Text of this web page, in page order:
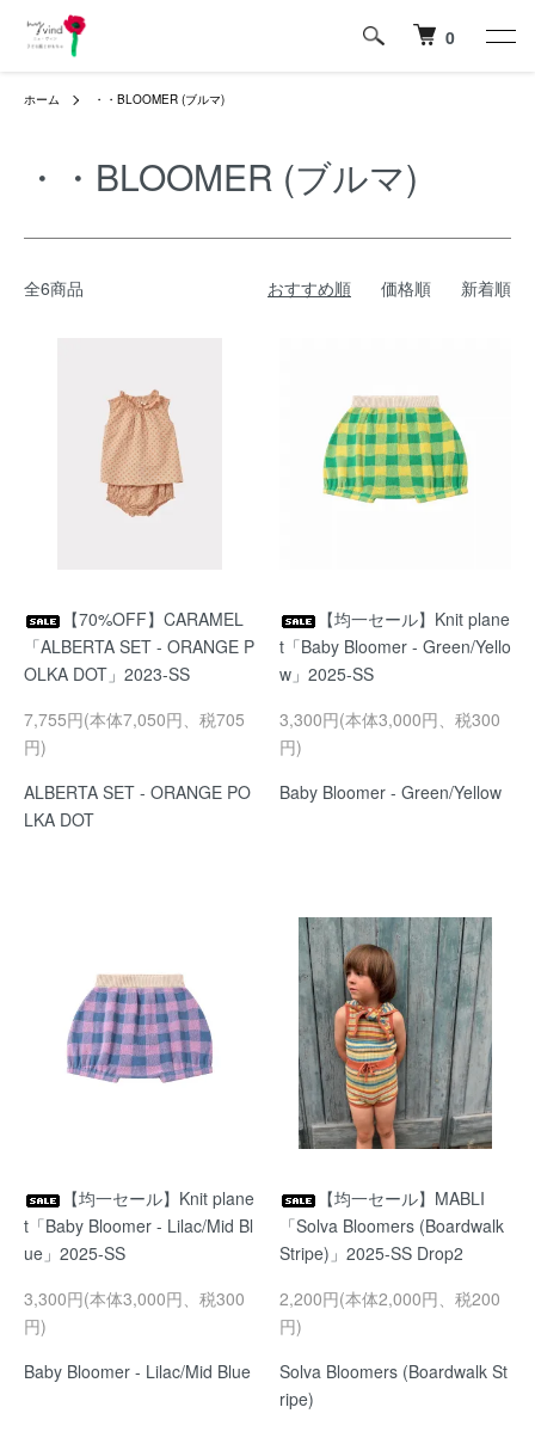
0
ホーム ・・BLOOMER (ブルマ)
・・BLOOMER (ブルマ)
全6商品 おすすめ順 価格順 新着順
【70%OFF】CARAMEL
「ALBERTA SET - ORANGE P
OLKA DOT」2023-SS
7,755円(本体7,050円、税705
円)
ALBERTA SET - ORANGE PO
LKA DOT
【均一セール】Knit plane
t「Baby Bloomer - Green/Yello
w」2025-SS
3,300円(本体3,000円、税300
円)
Baby Bloomer - Green/Yellow
【均一セール】Knit plane
t「Baby Bloomer - Lilac/Mid Bl
ue」2025-SS
3,300円(本体3,000円、税300
円)
Baby Bloomer - Lilac/Mid Blue
【均一セール】MABLI
「Solva Bloomers (Boardwalk
Stripe)」2025-SS Drop2
2,200円(本体2,000円、税200
円)
Solva Bloomers (Boardwalk St
ripe)